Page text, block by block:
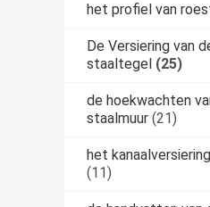
het profiel van
De Versiering van
staaltegel (25)
de hoekwachten
staalmuur (21)
het
(11)